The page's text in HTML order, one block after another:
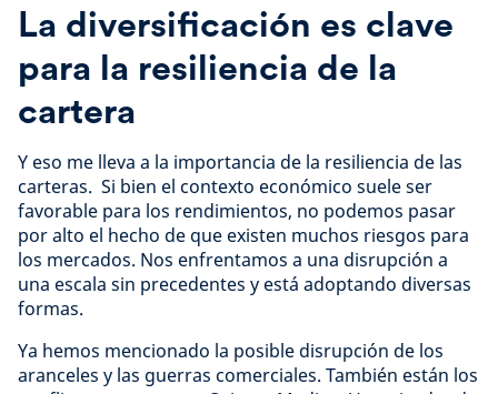
La diversificación es clave
para la resiliencia de la
cartera
Y eso me lleva a la importancia de la resiliencia de las
carteras. Si bien el contexto económico suele ser
favorable para los rendimientos, no podemos pasar
por alto el hecho de que existen muchos riesgos para
los mercados. Nos enfrentamos a una disrupción a
una escala sin precedentes y está adoptando diversas
formas.
Ya hemos mencionado la posible disrupción de los
aranceles y las guerras comerciales. También están los